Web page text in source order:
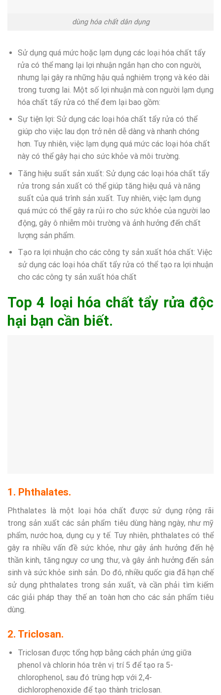
dùng hóa chất dân dụng
Sử dụng quá mức hoặc lạm dụng các loại hóa chất tẩy
rửa có thể mang lại lợi nhuận ngắn hạn cho con người,
nhưng lại gây ra những hậu quả nghiêm trọng và kéo dài
trong tương lai. Một số lợi nhuận mà con người lạm dụng
hóa chất tẩy rửa có thể đem lại bao gồm:
Sự tiện lợi: Sử dụng các loại hóa chất tẩy rửa có thể
giúp cho việc lau dọn trở nên dễ dàng và nhanh chóng
hơn. Tuy nhiên, việc lạm dụng quá mức các loại hóa chất
này có thể gây hại cho sức khỏe và môi trường.
Tăng hiệu suất sản xuất: Sử dụng các loại hóa chất tẩy
rửa trong sản xuất có thể giúp tăng hiệu quả và năng
suất của quá trình sản xuất. Tuy nhiên, việc lạm dụng
quá mức có thể gây ra rủi ro cho sức khỏe của người lao
động, gây ô nhiễm môi trường và ảnh hưởng đến chất
lượng sản phẩm.
Tạo ra lợi nhuận cho các công ty sản xuất hóa chất: Việc
sử dụng các loại hóa chất tẩy rửa có thể tạo ra lợi nhuận
cho các công ty sản xuất hóa chất
Top 4 loại hóa chất tẩy rửa độc
hại bạn cần biết.
1. Phthalates.
Phthalates là một loại hóa chất được sử dụng rộng rãi
trong sản xuất các sản phẩm tiêu dùng hàng ngày, như mỹ
phẩm, nước hoa, dụng cụ y tế. Tuy nhiên, phthalates có thể
gây ra nhiều vấn đề sức khỏe, như gây ảnh hưởng đến hệ
thần kinh, tăng nguy cơ ung thư, và gây ảnh hưởng đến sản
sinh và sức khỏe sinh sản. Do đó, nhiều quốc gia đã hạn chế
sử dụng phthalates trong sản xuất, và cần phải tìm kiếm
các giải pháp thay thế an toàn hơn cho các sản phẩm tiêu
dùng.
2. Triclosan.
Triclosan được tổng hợp bằng cách phản ứng giữa
phenol và chlorin hóa trên vị trí 5 để tạo ra 5-
chlorophenol, sau đó trùng hợp với 2,4-
dichlorophenoxide để tạo thành triclosan.